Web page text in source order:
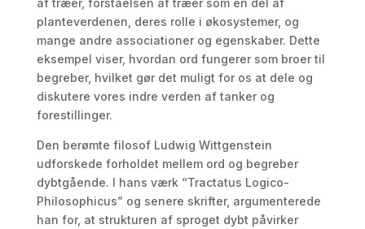
af træer, forståelsen af træer som en del af
planteverdenen, deres rolle i økosystemer, og
mange andre associationer og egenskaber. Dette
eksempel viser, hvordan ord fungerer som broer til
begreber, hvilket gør det muligt for os at dele og
diskutere vores indre verden af tanker og
forestillinger.
Den berømte filosof Ludwig Wittgenstein
udforskede forholdet mellem ord og begreber
dybtgående. I hans værk “Tractatus Logico-
Philosophicus” og senere skrifter, argumenterede
han for, at strukturen af sproget dybt påvirker